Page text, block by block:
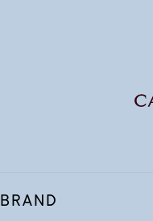
BRAND